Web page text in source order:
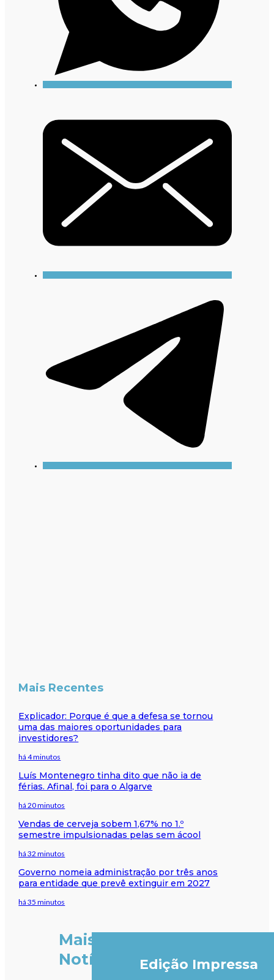
Mais Recentes
Explicador: Porque é que a defesa se tornou
uma das maiores oportunidades para
investidores?
há 4 minutos
Luís Montenegro tinha dito que não ia de
férias. Afinal, foi para o Algarve
há 20 minutos
Vendas de cerveja sobem 1,67% no 1.º
semestre impulsionadas pelas sem ácool
há 32 minutos
Governo nomeia administração por três anos
para entidade que prevê extinguir em 2027
há 35 minutos
Mais
Notícias
Edição Impressa